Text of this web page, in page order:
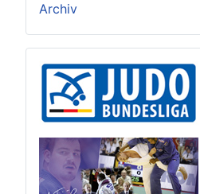
Archiv